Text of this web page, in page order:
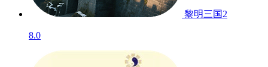
黎明三国2
8.0